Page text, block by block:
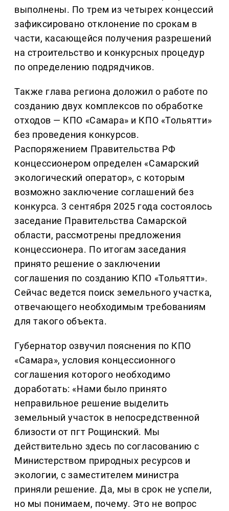
выполнены. По трем из четырех концессий
зафиксировано отклонение по срокам в
части, касающейся получения разрешений
на строительство и конкурсных процедур
по определению подрядчиков.
Также глава региона доложил о работе по
созданию двух комплексов по обработке
отходов — КПО «Самара» и КПО «Тольятти»
без проведения конкурсов.
Распоряжением Правительства РФ
концессионером определен «Самарский
экологический оператор», с которым
возможно заключение соглашений без
конкурса. 3 сентября 2025 года состоялось
заседание Правительства Самарской
области, рассмотрены предложения
концессионера. По итогам заседания
принято решение о заключении
соглашения по созданию КПО «Тольятти».
Сейчас ведется поиск земельного участка,
отвечающего необходимым требованиям
для такого объекта.
Губернатор озвучил пояснения по КПО
«Самара», условия концессионного
соглашения которого необходимо
доработать: «Нами было принято
неправильное решение выделить
земельный участок в непосредственной
близости от пгт Рощинский. Мы
действительно здесь по согласованию с
Министерством природных ресурсов и
экологии, с заместителем министра
приняли решение. Да, мы в срок не успели,
но мы понимаем, почему. Это не вопрос